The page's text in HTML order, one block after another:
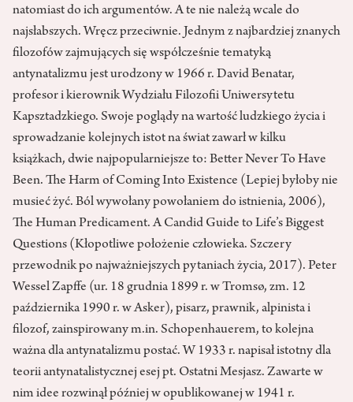
natomiast do ich argumentów. A te nie należą wcale do
najsłabszych. Wręcz przeciwnie. Jednym z najbardziej znanych
filozofów zajmujących się współcześnie tematyką
antynatalizmu jest urodzony w 1966 r. David Benatar,
profesor i kierownik Wydziału Filozofii Uniwersytetu
Kapsztadzkiego. Swoje poglądy na wartość ludzkiego życia i
sprowadzanie kolejnych istot na świat zawarł w kilku
książkach, dwie najpopularniejsze to: Better Never To Have
Been. The Harm of Coming Into Existence (Lepiej byłoby nie
musieć żyć. Ból wywołany powołaniem do istnienia, 2006),
The Human Predicament. A Candid Guide to Life’s Biggest
Questions (Kłopotliwe położenie człowieka. Szczery
przewodnik po najważniejszych pytaniach życia, 2017). Peter
Wessel Zapffe (ur. 18 grudnia 1899 r. w Tromsø, zm. 12
października 1990 r. w Asker), pisarz, prawnik, alpinista i
filozof, zainspirowany m.in. Schopenhauerem, to kolejna
ważna dla antynatalizmu postać. W 1933 r. napisał istotny dla
teorii antynatalistycznej esej pt. Ostatni Mesjasz. Zawarte w
nim idee rozwinął później w opublikowanej w 1941 r.